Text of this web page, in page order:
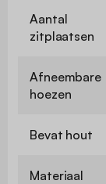
Aantal
zitplaatsen
Afneembare
hoezen
Bevat hout
Materiaal